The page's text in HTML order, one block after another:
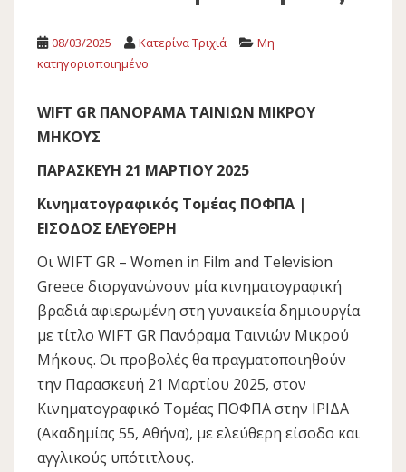
08/03/2025 Κατερίνα Τριχιά
Μη
κατηγοριοποιημένο
WIFT GR ΠΑΝΟΡΑΜΑ ΤΑΙΝΙΩΝ ΜΙΚΡΟΥ
ΜΗΚΟΥΣ
ΠΑΡΑΣΚΕΥΗ 21 ΜΑΡΤΙΟΥ 2025
Κινηματογραφικός Τομέας ΠΟΦΠΑ |
ΕΙΣΟΔΟΣ ΕΛΕΥΘΕΡΗ
Οι WIFT GR – Women in Film and Television
Greece διοργανώνουν μία κινηματογραφική
βραδιά αφιερωμένη στη γυναικεία δημιουργία
με τίτλο WIFT GR Πανόραμα Ταινιών Μικρού
Μήκους. Οι προβολές θα πραγματοποιηθούν
την Παρασκευή 21 Μαρτίου 2025, στον
Κινηματογραφικό Τομέας ΠΟΦΠΑ στην ΙΡΙΔΑ
(Ακαδημίας 55, Αθήνα), με ελεύθερη είσοδο και
αγγλικούς υπότιτλους.